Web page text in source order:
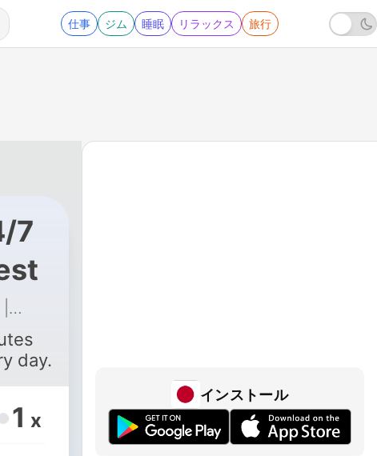
仕事 ジム 睡眠 リラックス 旅行
7
15744 - The Latest: 08/09/2026 02:59am ET
day.
1 x
インストール